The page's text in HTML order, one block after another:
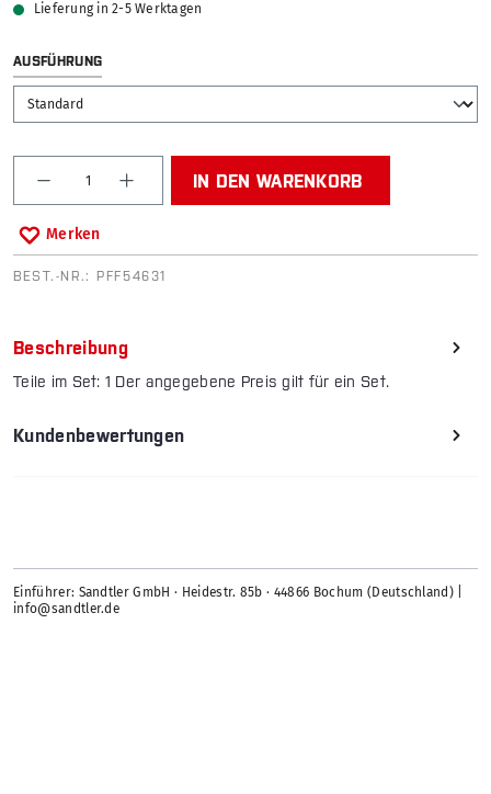
Lieferung in 2-5 Werktagen
AUSFÜHRUNGAUSWÄHLEN
Produkt Anzahl: Gib den gewünschten Wert ein
IN DEN WARENKORB
Merken
BEST.-NR.: PFF54631
Beschreibung
Teile im Set: 1 Der angegebene Preis gilt für ein Set.
Kundenbewertungen
Einführer: Sandtler GmbH · Heidestr. 85b · 44866 Bochum (Deutschland) |
info@sandtler.de